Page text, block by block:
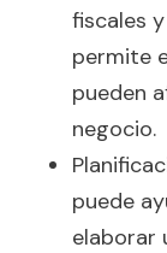
fiscales
permite
pueden
negocio.
puede
elaborar